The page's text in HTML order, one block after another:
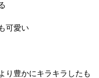
可愛い
り豊かにキラキラしたも